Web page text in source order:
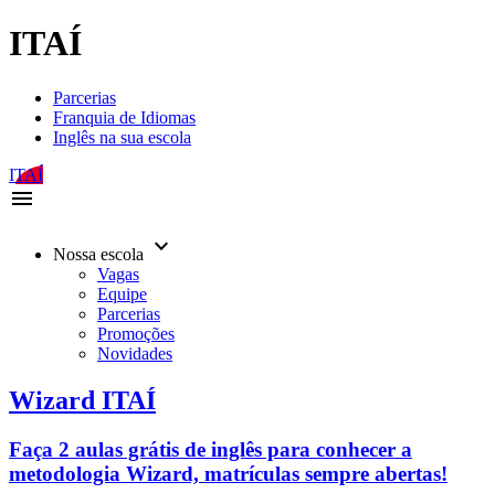
ITAÍ
Parcerias
Franquia de Idiomas
Inglês na sua escola
ITAÍ
menu
Nossa escola keyboard_arrow_down
Vagas
Equipe
Parcerias
Promoções
Novidades
Wizard ITAÍ
Faça 2 aulas grátis de inglês para conhecer a
metodologia Wizard, matrículas sempre abertas!